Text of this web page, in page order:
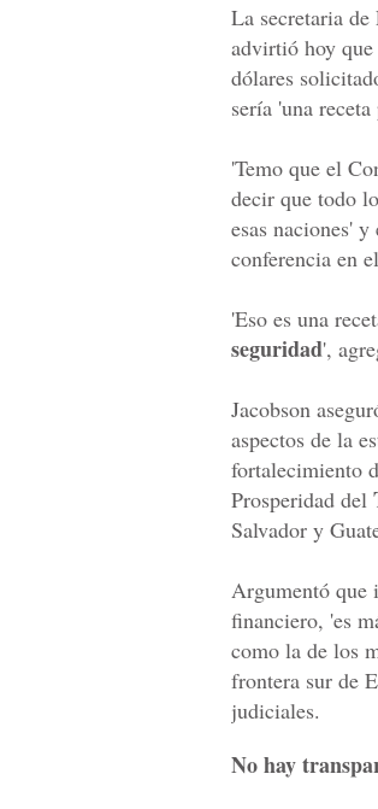
La secretaria
advirtió hoy
dólares
sería 'una
'Temo que el
decir que todo
esas naciones'
conferencia en
'Eso es una
seguridad',
Jacobson
aspectos de la
fortalecimiento
Prosperidad del
Salvador y
Argumentó que
financiero, 'es
como la de los
frontera sur de
judiciales.
No hay